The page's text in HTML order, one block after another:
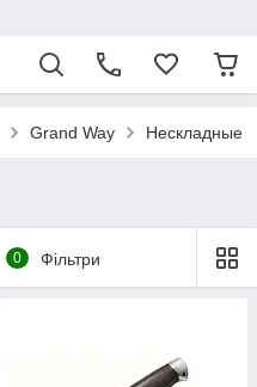
Grand Way Нескладные
0 Фільтри